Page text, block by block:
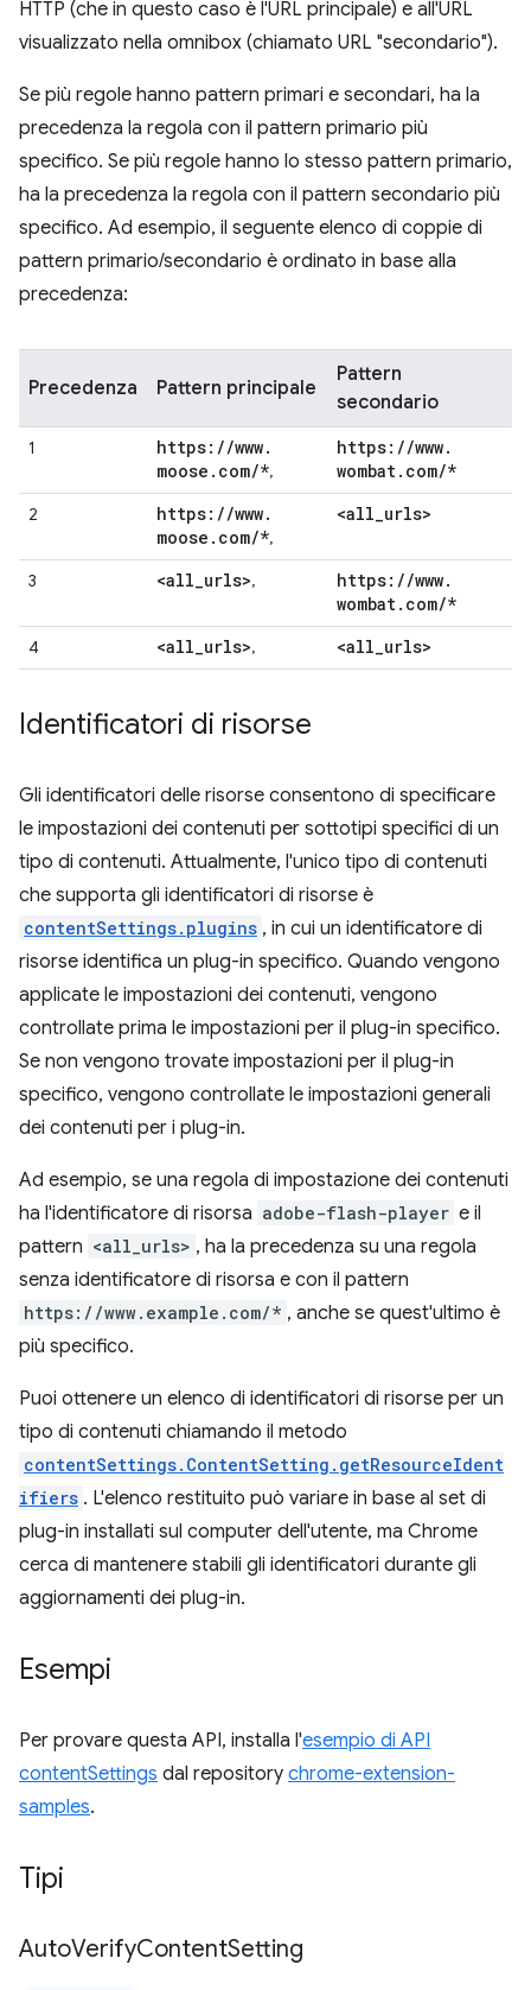
HTTP (che in questo caso è l'URL principale) e all'URL
visualizzato nella omnibox (chiamato URL "secondario").
Se più regole hanno pattern primari e secondari, ha la
precedenza la regola con il pattern primario più
specifico. Se più regole hanno lo stesso pattern primario,
ha la precedenza la regola con il pattern secondario più
specifico. Ad esempio, il seguente elenco di coppie di
pattern primario/secondario è ordinato in base alla
precedenza:
Precedenza Pattern principale
Pattern
secondario
1 https: //www.
moose . com/*,
https: //www.
wombat. com/*
2 https: //www.
moose . com/*,
<all_urls>
3 <all_urls>, https: //www.
wombat. com/*
4 <all_urls>, <all_urls>
Identificatori di risorse
Gli identificatori delle risorse consentono di specificare
le impostazioni dei contenuti per sottotipi specifici di un
tipo di contenuti. Attualmente, l'unico tipo di contenuti
che supporta gli identificatori di risorse è
contentSettings.plugins , in cui un identificatore di
risorse identifica un plug-in specifico. Quando vengono
applicate le impostazioni dei contenuti, vengono
controllate prima le impostazioni per il plug-in specifico.
Se non vengono trovate impostazioni per il plug-in
specifico, vengono controllate le impostazioni generali
dei contenuti per i plug-in.
Ad esempio, se una regola di impostazione dei contenuti
ha l'identificatore di risorsa adobe-flash-player e il
pattern <all_urls> , ha la precedenza su una regola
senza identificatore di risorsa e con il pattern
https://www.example.com/* , anche se quest'ultimo è
più specifico.
Puoi ottenere un elenco di identificatori di risorse per un
tipo di contenuti chiamando il metodo
contentSettings.ContentSetting.getResourceIdent
ifiers . L'elenco restituito può variare in base al set di
plug-in installati sul computer dell'utente, ma Chrome
cerca di mantenere stabili gli identificatori durante gli
aggiornamenti dei plug-in.
Esempi
Per provare questa API, installa l'esempio di API
contentSettings dal repository chrome-extension-
samples.
Tipi
AutoVerifyContentSetting